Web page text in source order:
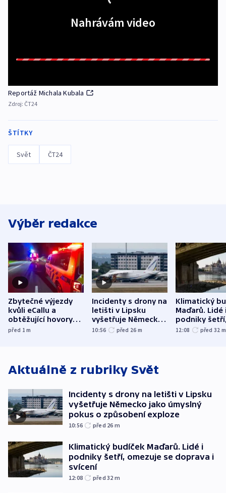
Nahrávám video
Reportáž Michala Kubala
Zdroj: ČT24
ŠTÍTKY
Svět ČT24
Výběr redakce
Zbytečné výjezdy
kvůli eCallu a
obtěžující hovory
zdržují záchranáře
před 1m
Incidenty s drony na
letišti v Lipsku
vyšetřuje Německo
jako úmyslný pokus
10:56 před 26 m
Klimatický
Maďarů. Lidé
podniky
omezuje se
12:08 před 32 m
Aktuálně z rubriky Svět
Incidenty s drony na letišti v Lipsku
vyšetřuje Německo jako úmyslný
pokus o způsobení exploze
10:56 před 26 m
Klimatický budíček Maďarů. Lidé i
podniky šetří, omezuje se doprava i
svícení
12:08 před 32 m